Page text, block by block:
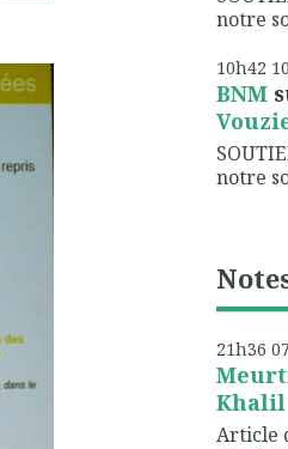
notre
10h42 10
BNM
notre
21h36 07
Khalil
Article